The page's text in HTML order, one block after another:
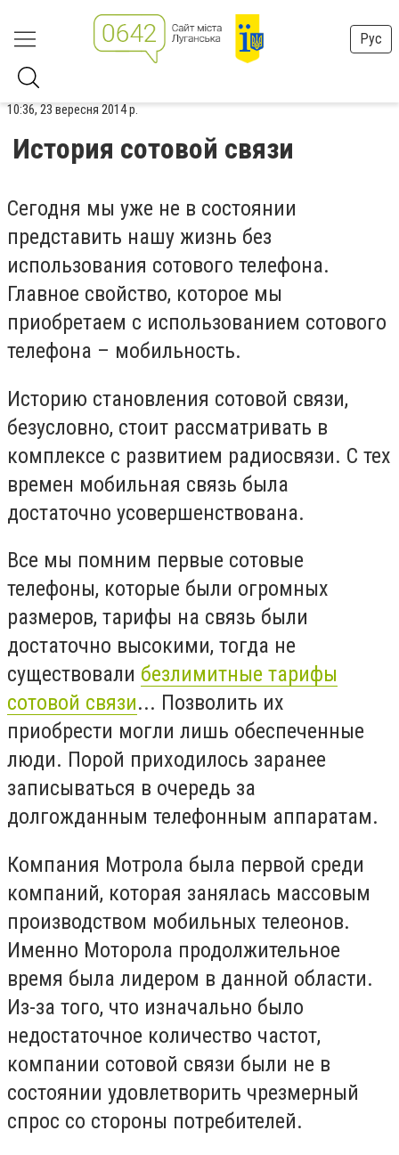
Рус
10:36, 23 вересня 2014 р.
История сотовой связи
Сегодня мы уже не в состоянии
представить нашу жизнь без
использования сотового телефона.
Главное свойство, которое мы
приобретаем с использованием сотового
телефона – мобильность.
Историю становления сотовой связи,
безусловно, стоит рассматривать в
комплексе с развитием радиосвязи. С тех
времен мобильная связь была
достаточно усовершенствована.
Все мы помним первые сотовые
телефоны, которые были огромных
размеров, тарифы на связь были
достаточно высокими, тогда не
существовали безлимитные тарифы
сотовой связи... Позволить их
приобрести могли лишь обеспеченные
люди. Порой приходилось заранее
записываться в очередь за
долгожданным телефонным аппаратам.
Компания Мотрола была первой среди
компаний, которая занялась массовым
производством мобильных телеонов.
Именно Моторола продолжительное
время была лидером в данной области.
Из-за того, что изначально было
недостаточное количество частот,
компании сотовой связи были не в
состоянии удовлетворить чрезмерный
спрос со стороны потребителей.